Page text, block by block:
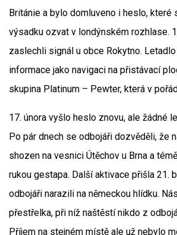
Británie a bylo domluveno i heslo, které
výsadku ozvat v londýnském rozhlase.
zaslechli signál u obce Rokytno.
informace jako navigaci na přistávací
skupina Platinum – Pewter, která v
17. února vyšlo heslo znovu, ale žádné
Po pár dnech se odbojáři dozvěděli, že
shozen na vesnici Útěchov u Brna a
rukou gestapa. Další aktivace přišla 21.
odbojáři narazili na německou hlídku.
přestřelka, při níž naštěstí nikdo z
Příjem na stejném místě ale už nebylo